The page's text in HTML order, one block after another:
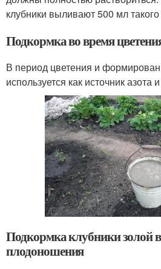
клубники выливают 500 мл
Подкормка во время
В период цветения и
используется как источник азота
Подкормка клубники золой
плодоношения